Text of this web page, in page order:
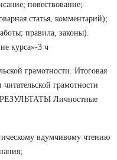
повествование;
статья, комментарий);
правила, законы).
курса»-3 ч
грамотности. Итоговая
грамотности
Личностные
вдумчивому чтению